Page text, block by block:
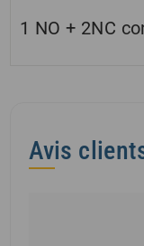
1 NO + 2NC
Avis